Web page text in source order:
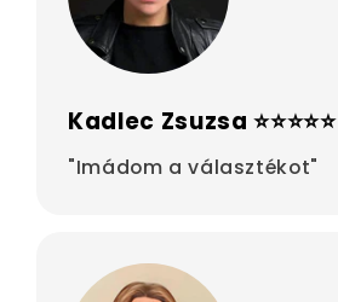
Kadlec Zsuzsa ⭐⭐⭐⭐⭐
"Imádom a választékot"